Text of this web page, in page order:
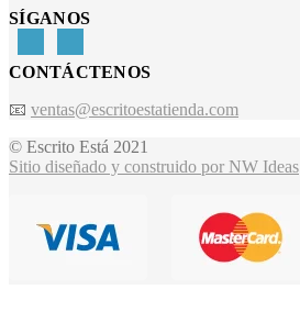
SÍGANOS
CONTÁCTENOS
📧 ventas@escritoestatienda.com
© Escrito Está 2021
Sitio diseñado y construido por NW Ideas